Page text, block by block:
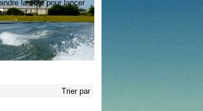
la côte pour lancer
Surf !
Trier par